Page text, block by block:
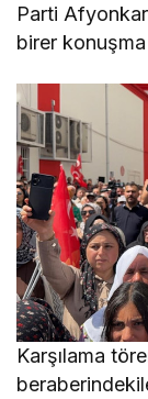
Parti
birer
Karşılama